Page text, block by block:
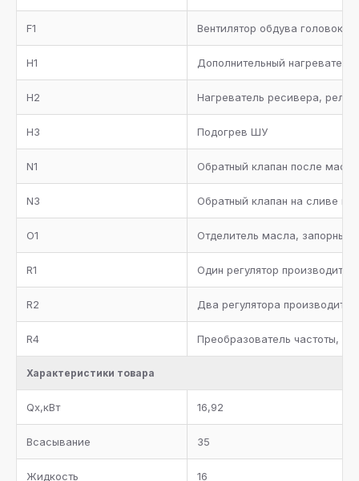
F1 Вентилятор обдува головок
H1 Дополнительный
H2 Нагреватель ресивера, реле
H3 Подогрев ШУ
N1 Обратный клапан после
N3 Обратный клапан на сливе в
O1 Отделитель масла, запорный
R1 Один регулятор
R2 Два регулятора
R4 Преобразователь частоты,
Характеристики товара
Qx,кВт 16,92
Всасывание 35
Жидкость 16